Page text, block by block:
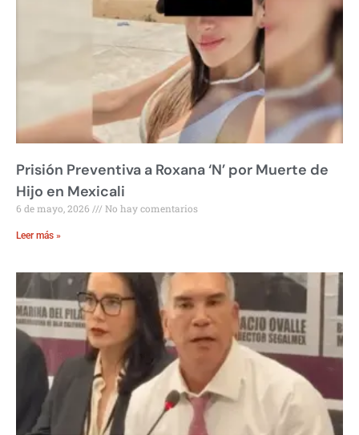
Prisión Preventiva a Roxana ‘N’ por Muerte de
Hijo en Mexicali
6 de mayo, 2026 No hay comentarios
Leer más »